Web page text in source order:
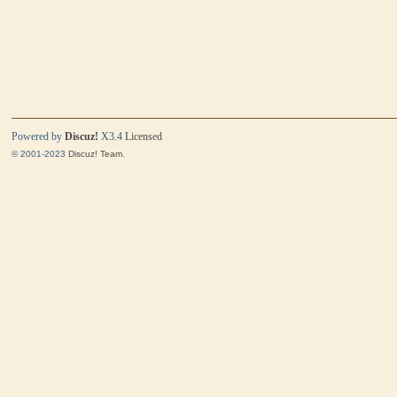
Powered byDiscuz! X3.4 Licensed
© 2001-2023Discuz! Team